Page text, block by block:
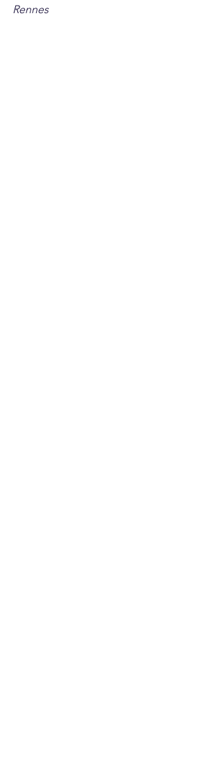
Rennes